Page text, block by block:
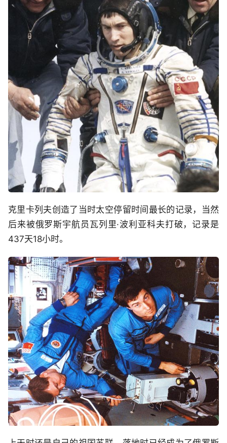
克里卡列夫创造了当时太空停留时间最长的记录，当然
后来被俄罗斯宇航员瓦列里·波利亚科夫打破，记录是
437天18小时。